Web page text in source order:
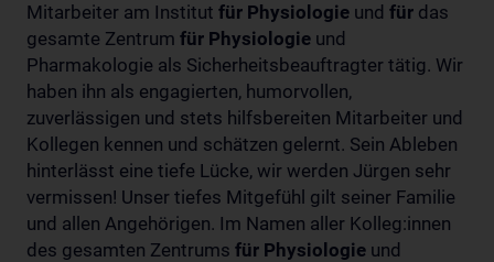
Mitarbeiter am Institut für Physiologie und für das
gesamte Zentrum für Physiologie und
Pharmakologie als Sicherheitsbeauftragter tätig. Wir
haben ihn als engagierten, humorvollen,
zuverlässigen und stets hilfsbereiten Mitarbeiter und
Kollegen kennen und schätzen gelernt. Sein Ableben
hinterlässt eine tiefe Lücke, wir werden Jürgen sehr
vermissen! Unser tiefes Mitgefühl gilt seiner Familie
und allen Angehörigen. Im Namen aller Kolleg:innen
des gesamten Zentrums für Physiologie und